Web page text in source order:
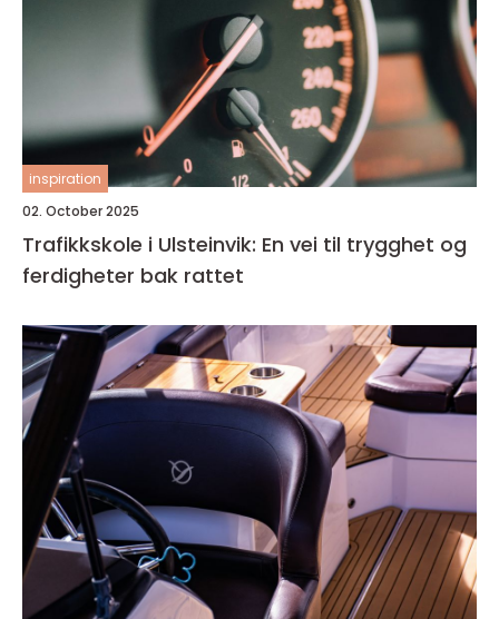
inspiration
02. October 2025
Trafikkskole i Ulsteinvik: En vei til trygghet og
ferdigheter bak rattet